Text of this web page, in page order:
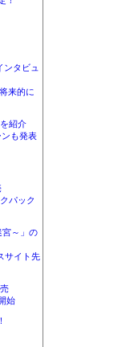
ンタビュ
来的に
紹介
ンも発表
パック
宮～」の
サイト先
始